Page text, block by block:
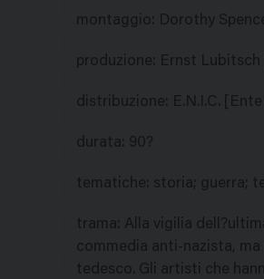
montaggio: Dorothy
produzione: Ernst
distribuzione: E.N.I.C.
durata: 90?
tematiche: storia; guerra;
trama: Alla vigilia
commedia anti-nazista,
tedesco. Gli artisti che